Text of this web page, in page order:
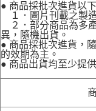
● 商品採批次進貨以
１．圖片刊載之製
２．部分商品為多
異，隨機出貨。
● 商品採批次進貨，
的效期為主。
● 商品出貨均至少提